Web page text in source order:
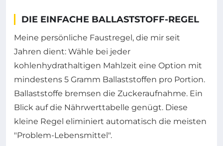
DIE EINFACHE BALLASTSTOFF-REGEL
Meine persönliche Faustregel, die mir seit
Jahren dient: Wähle bei jeder
kohlenhydrathaltigen Mahlzeit eine Option mit
mindestens 5 Gramm Ballaststoffen pro Portion.
Ballaststoffe bremsen die Zuckeraufnahme. Ein
Blick auf die Nährwerttabelle genügt. Diese
kleine Regel eliminiert automatisch die meisten
"Problem-Lebensmittel".